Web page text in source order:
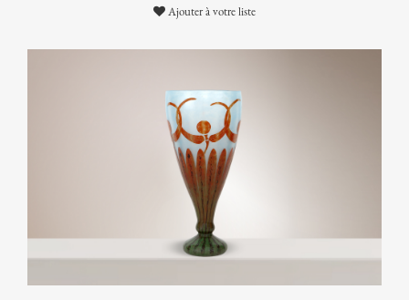
Ajouter à votre liste